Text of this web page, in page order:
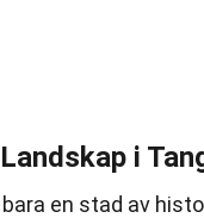
i
en stad av